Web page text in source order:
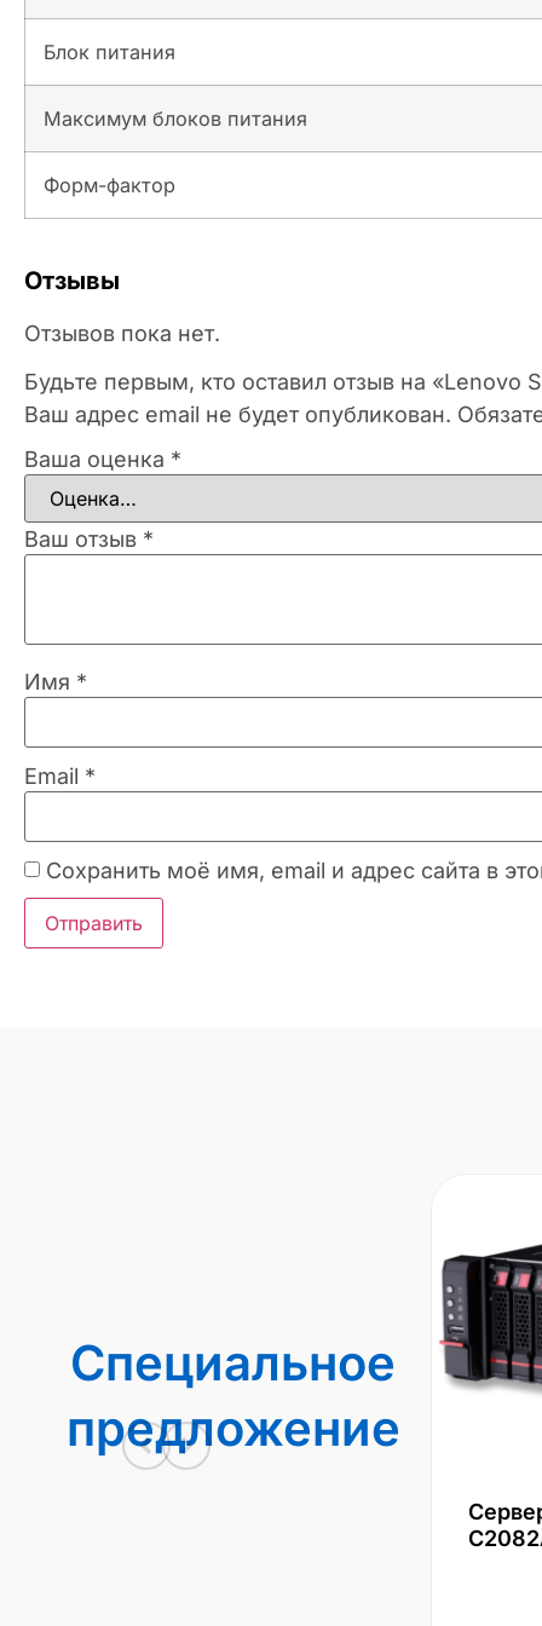
Блок питания
Максимум блоков питания
Форм-фактор
Отзывы
Отзывов пока нет.
Будьте первым, кто оставил отзыв на «Lenovo
Ваш адрес email не будет опубликован.
Ваша оценка *
Ваш отзыв *
Имя *
Email *
Сохранить моё имя, email и адрес сайта в
Специальное
предложение